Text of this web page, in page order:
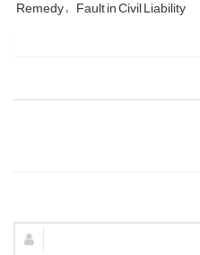
Remedy Fault in Civil Liability